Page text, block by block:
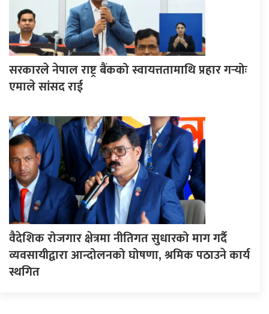
सरकारले नेपाल राष्ट्र बैंकको स्वायत्ततामाथि प्रहार गर्‍योः
एमाले सांसद राई
वैदेशिक रोजगार क्षेत्रमा नीतिगत सुधारको माग गर्दै
व्यवसायीद्वारा आन्दोलनको घोषणा, श्रमिक पठाउने कार्य
स्थगित